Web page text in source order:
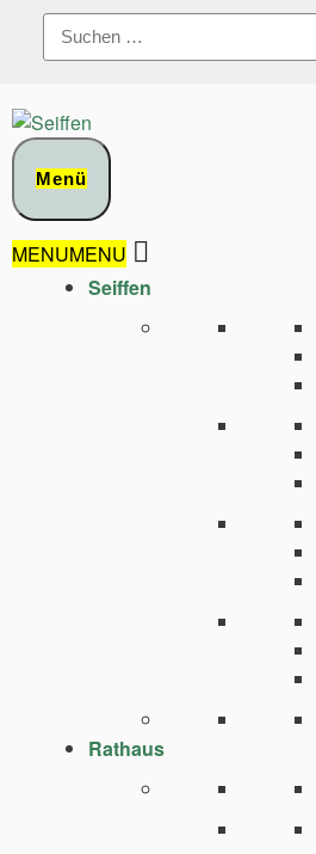
Suchen
nach:
Menü
MENUMENU
Seiffen
Rathaus